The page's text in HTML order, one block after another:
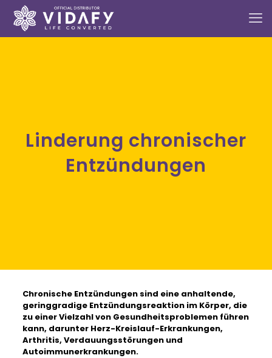
Linderung chronischer
Entzündungen
Chronische Entzündungen sind eine anhaltende,
geringgradige Entzündungsreaktion im Körper, die
zu einer Vielzahl von Gesundheitsproblemen führen
kann, darunter Herz-Kreislauf-Erkrankungen,
Arthritis, Verdauungsstörungen und
Autoimmunerkrankungen.